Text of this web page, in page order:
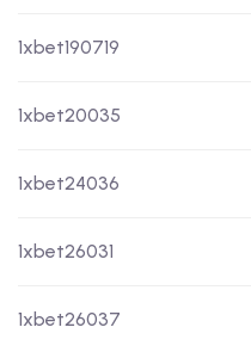
1xbet190719
1xbet20035
1xbet24036
1xbet26031
1xbet26037